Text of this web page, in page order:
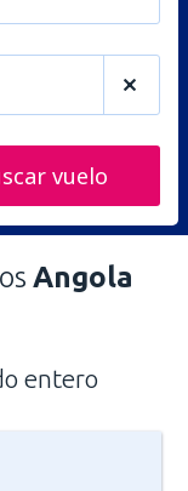
vuelo
Angola
entero